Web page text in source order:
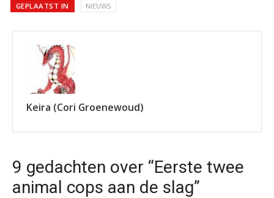
GEPLAATST IN NIEUWS
Keira (Cori Groenewoud)
9 gedachten over “Eerste twee
animal cops aan de slag”